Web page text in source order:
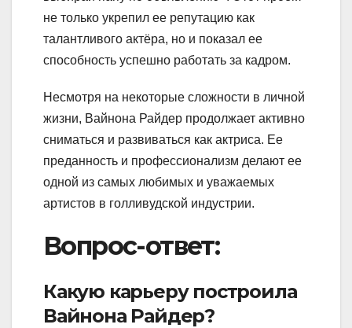
не только укрепил ее репутацию как
талантливого актёра, но и показал ее
способность успешно работать за кадром.
Несмотря на некоторые сложности в личной
жизни, Вайнона Райдер продолжает активно
сниматься и развиваться как актриса. Ее
преданность и профессионализм делают ее
одной из самых любимых и уважаемых
артистов в голливудской индустрии.
Вопрос-ответ:
Какую карьеру построила
Вайнона Райдер?